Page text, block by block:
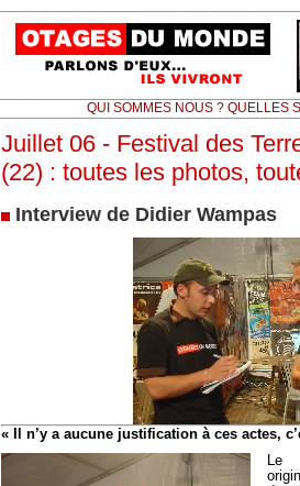
QUI SOMMES NOUS ? QUELLES
Juillet 06 - Festival des
(22) : toutes les photos,
Interview de Didier Wampas
« Il n’y a aucune justification à ces actes,
Le